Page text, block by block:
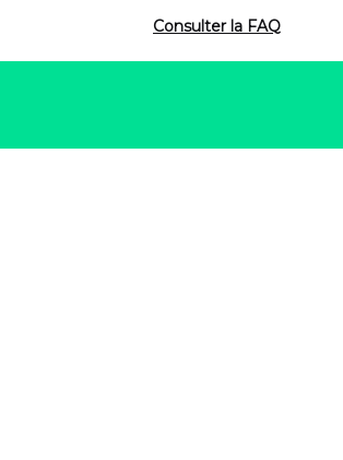
Consulter la FAQ